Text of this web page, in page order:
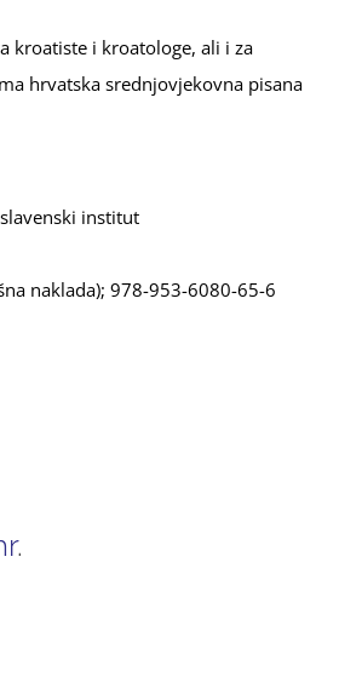
kroatiste i kroatologe, ali i za
hrvatska srednjovjekovna pisana
institut
naklada); 978-953-6080-65-6
.